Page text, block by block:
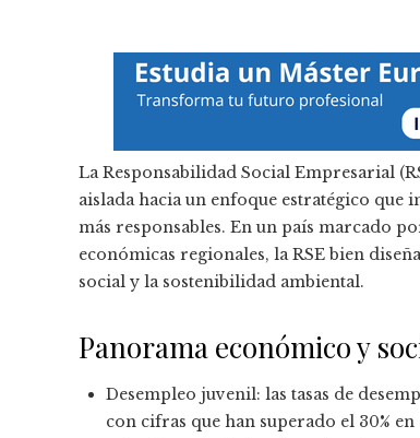
La Responsabilidad Social Empresarial
aislada hacia un enfoque estratégico
más responsables. En un país marcado
económicas regionales, la RSE bien
social y la sostenibilidad ambiental.
Panorama económico y
Desempleo juvenil: las tasas de
con cifras que han superado el 30%